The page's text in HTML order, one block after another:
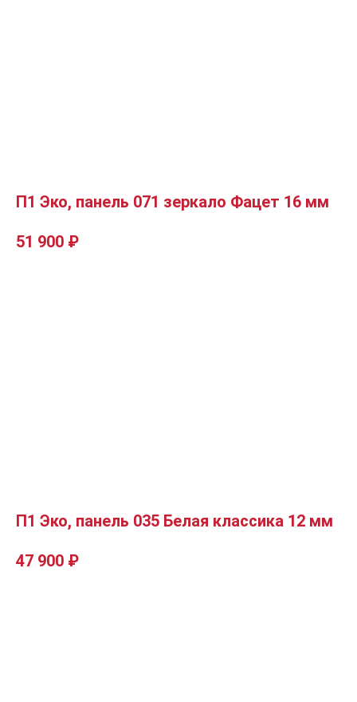
П1 Эко, панель 071 зеркало Фацет 16 мм
51 900 ₽
П1 Эко, панель 035 Белая классика 12 мм
47 900 ₽